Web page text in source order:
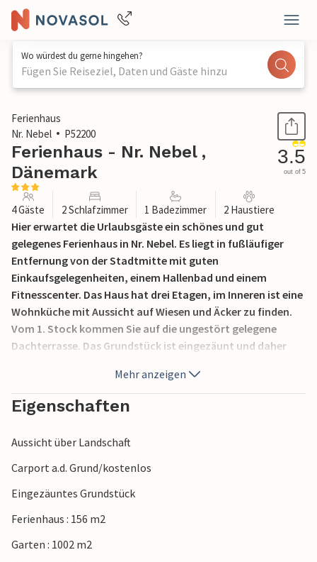
Wo würdest du gerne hingehen?
Fügen Sie Reiseziel, Daten und Gäste hinzu
1 / 21
Ferienhaus
Nr. Nebel
P52200
Ferienhaus - Nr. Nebel ,
Dänemark
3.5
out of 5
4 Gäste 2 Schlafzimmer 1 Badezimmer 2 Haustiere
Hier erwartet die Urlaubsgäste ein schönes und gut
gelegenes Ferienhaus in Nr. Nebel. Es liegt in fußläufiger
Entfernung von der Stadtmitte mit guten
Einkaufsgelegenheiten, einem Hallenbad und einem
Fitnesscenter. Das Haus hat drei Etagen, im Inneren ist eine
Wohnküche mit Aussicht auf Wiesen und Äcker zu finden.
Vom 1. Stock kommen Sie auf die ungestört gelegene
Dachterrasse. Das Grundstück ist eingezäunt und daher
erreichbar sind das Vogelreservat Tipperne, Skjern Enge
und der Naturpark Filsø. Besuchen Sie auch die
faszinierende Blåbjerg Plantage med unglaublich schöner
Erlebnisbad Seawest liegt 3 km vom Ferienhaus.
Mehr anzeigen
Eigenschaften
Aussicht über Landschaft
Carport a.d. Grund/kostenlos
Eingezäuntes Grundstück
Ferienhaus : 156 m2
Garten : 1002 m2